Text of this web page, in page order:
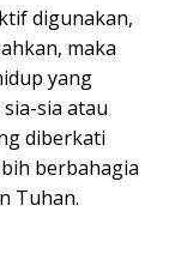
digunakan,
maka
yang
sia atau
diberkati
berbahagia
Tuhan.